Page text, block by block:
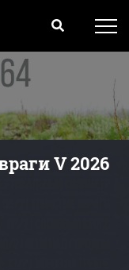
V 2026